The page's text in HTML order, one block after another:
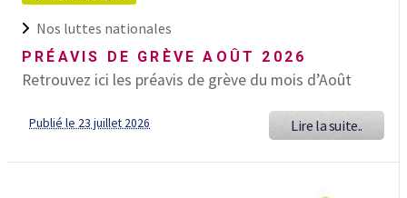
Nos luttes nationales
PRÉAVIS DE GRÈVE AOÛT 2026
Retrouvez ici les préavis de grève du mois d’Août
Publié le 23 juillet 2026 Lire la suite..